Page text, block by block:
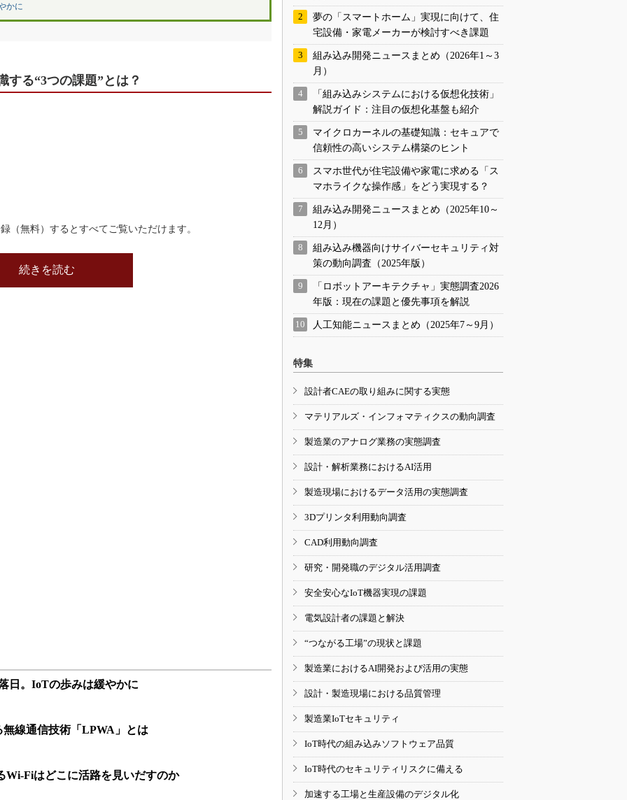
かに
する“3つの課題”とは？
（無料）するとすべてご覧いただけます。
続きを読む
日。IoTの歩みは緩やかに
線通信技術「LPWA」とは
Wi-Fiはどこに活路を見いだすのか
夢の「スマートホーム」実現に向けて、住
宅設備・家電メーカーが検討すべき課題
組み込み開発ニュースまとめ（2026年1～3
月）
「組み込みシステムにおける仮想化技術」
解説ガイド：注目の仮想化基盤も紹介
マイクロカーネルの基礎知識：セキュアで
信頼性の高いシステム構築のヒント
スマホ世代が住宅設備や家電に求める「ス
マホライクな操作感」をどう実現する？
組み込み開発ニュースまとめ（2025年10～
12月）
組み込み機器向けサイバーセキュリティ対
策の動向調査（2025年版）
「ロボットアーキテクチャ」実態調査2026
年版：現在の課題と優先事項を解説
人工知能ニュースまとめ（2025年7～9月）
特集
設計者CAEの取り組みに関する実態
マテリアルズ・インフォマティクスの動向調査
製造業のアナログ業務の実態調査
設計・解析業務におけるAI活用
製造現場におけるデータ活用の実態調査
3Dプリンタ利用動向調査
CAD利用動向調査
研究・開発職のデジタル活用調査
安全安心なIoT機器実現の課題
電気設計者の課題と解決
“つながる工場”の現状と課題
製造業におけるAI開発および活用の実態
設計・製造現場における品質管理
製造業IoTセキュリティ
IoT時代の組み込みソフトウェア品質
IoT時代のセキュリティリスクに備える
加速する工場と生産設備のデジタル化